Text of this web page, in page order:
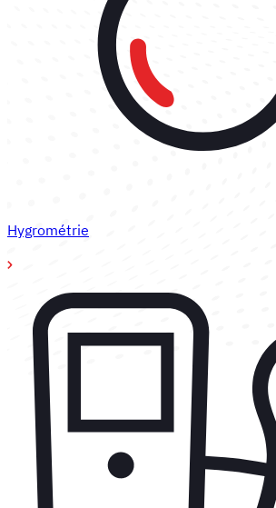
Hygrométrie